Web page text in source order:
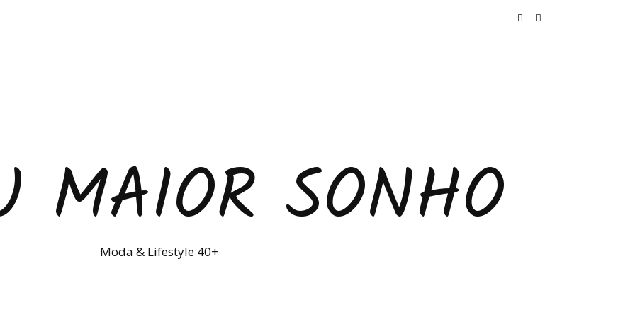
MAIOR SONHO
Moda & Lifestyle 40+